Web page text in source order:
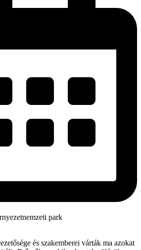
nemzeti park
és szakemberei várták ma azokat